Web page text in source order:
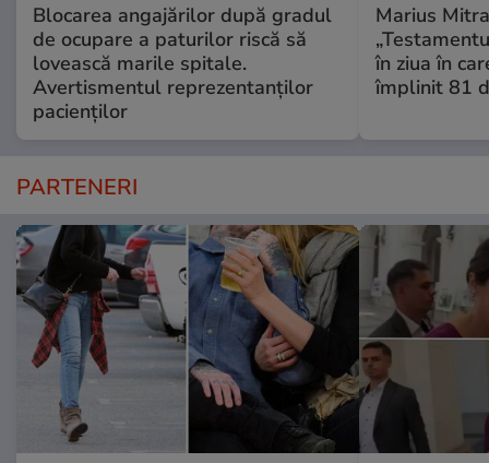
Blocarea angajărilor după gradul
de ocupare a paturilor riscă să
lovească marile spitale.
Avertismentul reprezentanților
pacienților
Marius
în ziua în
împlinit 81
PARTENERI